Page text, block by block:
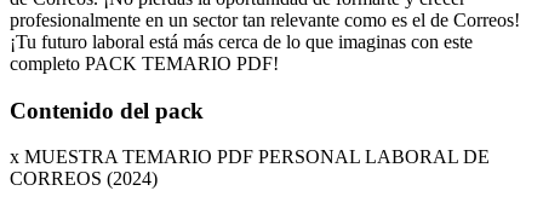
profesionalmente en un sector tan relevante como es el de Correos!
¡Tu futuro laboral está más cerca de lo que imaginas con este
completo PACK TEMARIO PDF!
Contenido del pack
x MUESTRA TEMARIO PDF PERSONAL LABORAL DE
CORREOS (2024)